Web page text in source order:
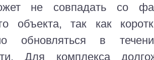
не совпадать со
объекта, так как
обновляться в
Для комплекса